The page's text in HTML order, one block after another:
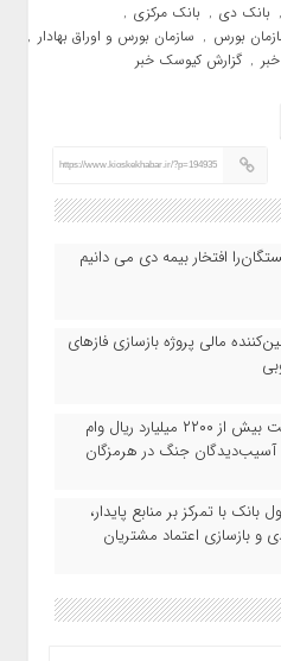
, بانک دی , بانک مرکزی ,
بورس , سازمان بورس و اوراق بهادار ,
, گزارش کیوسک خبر
https://www.kioskekhabar.ir/?p=194935
افتخار بیمه دی می دانیم
مالی پروژه بازسازی فازهای
تسهیل در پرداخت بیش از ۲۲۰۰ میلیارد ریال وام
جنگ در هرمزگان
بانک با تمرکز بر منابع پایدار،
و بازسازی اعتماد مشتریان